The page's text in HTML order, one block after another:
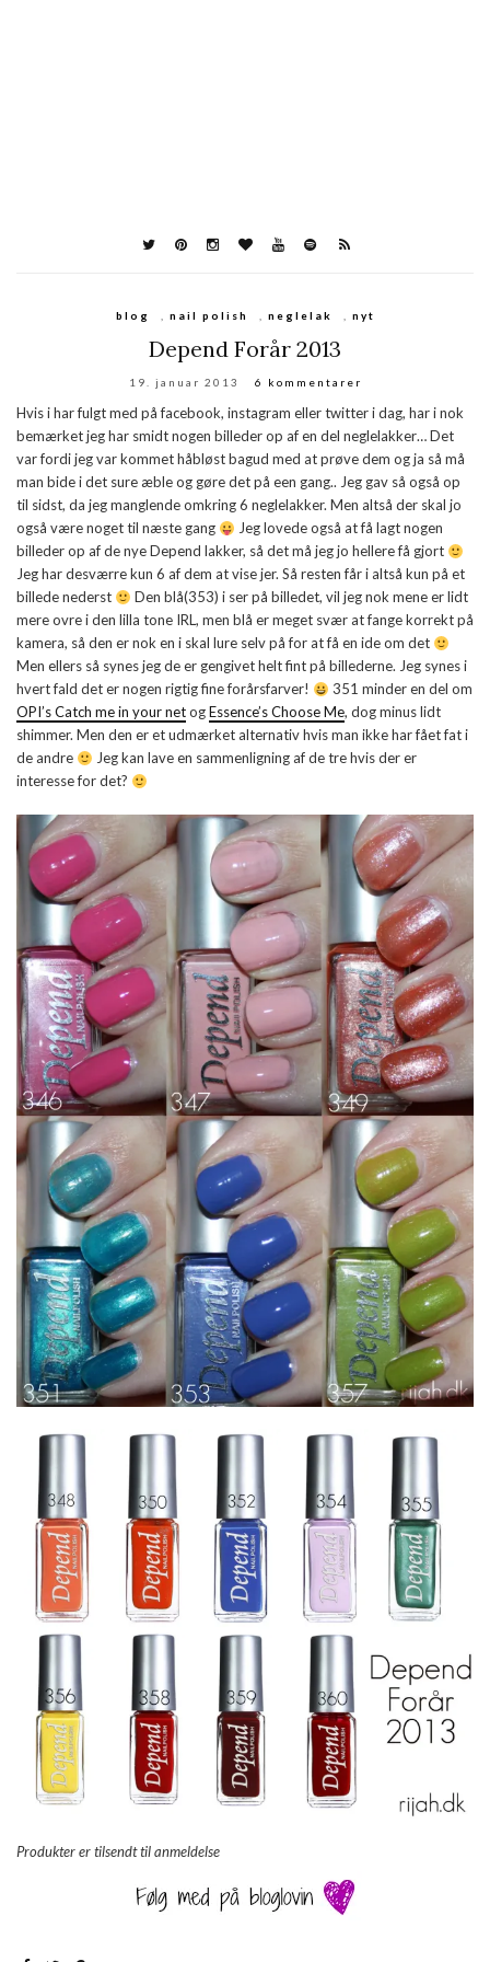
blog , nail polish , neglelak , nyt
Depend Forår 2013
19. januar 2013 6 kommentarer
Hvis i har fulgt med på facebook, instagram eller twitter i dag, har i nok
bemærket jeg har smidt nogen billeder op af en del neglelakker… Det
var fordi jeg var kommet håbløst bagud med at prøve dem og ja så må
man bide i det sure æble og gøre det på een gang.. Jeg gav så også op
til sidst, da jeg manglende omkring 6 neglelakker. Men altså der skal jo
også være noget til næste gang
Jeg lovede også at få lagt nogen
billeder op af de nye Depend lakker, så det må jeg jo hellere få gjort
Jeg har desværre kun 6 af dem at vise jer. Så resten får i altså kun på et
billede nederst
Den blå(353) i ser på billedet, vil jeg nok mene er lidt
mere ovre i den lilla tone IRL, men blå er meget svær at fange korrekt på
kamera, så den er nok en i skal lure selv på for at få en ide om det
Men ellers så synes jeg de er gengivet helt fint på billederne. Jeg synes i
hvert fald det er nogen rigtig fine forårsfarver!
351 minder en del om
OPI’s Catch me in your netogEssence’s Choose Me, dog minus lidt
shimmer. Men den er et udmærket alternativ hvis man ikke har fået fat i
de andre
Jeg kan lave en sammenligning af de tre hvis der er
interesse for det?
Produkter er tilsendt til anmeldelse